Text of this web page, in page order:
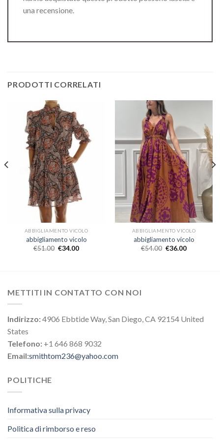
una recensione.
PRODOTTI CORRELATI
ABBIGLIAMENTO VICOLO
abbigliamento vicolo
€51.00 €34.00
ABBIGLIAMENTO VICOLO
abbigliamento vicolo
€54.00 €36.00
METTITI IN CONTATTO CON NOI
Indirizzo:4906 Ebbtide Way, San Diego, CA 92154 United
States
Telefono: +1 646 868 9032
Email:smithtom236@yahoo.com
POLITICHE
Informativa sulla privacy
Politica di rimborso e reso